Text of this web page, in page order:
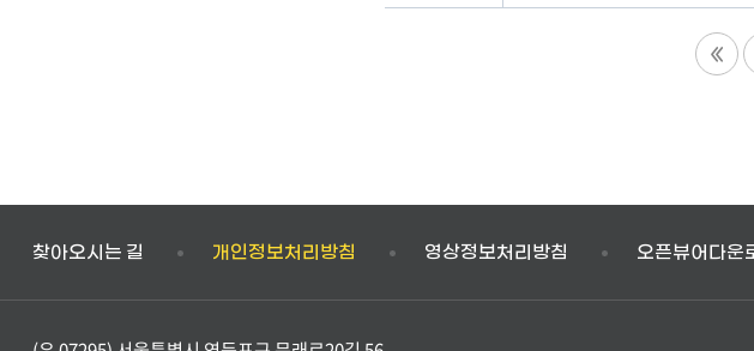
찾아오시는 길 개인정보처리방침 영상정보처리방침 오픈뷰어다운